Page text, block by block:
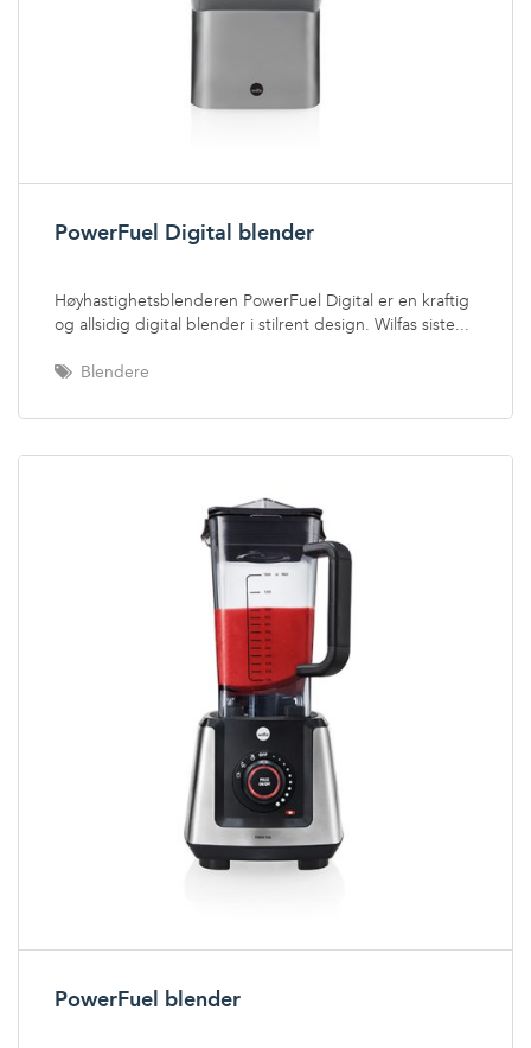
PowerFuel Digital blender
Høyhastighetsblenderen PowerFuel Digital er en kraftig
og allsidig digital blender i stilrent design. Wilfas siste...
Blendere
PowerFuel blender